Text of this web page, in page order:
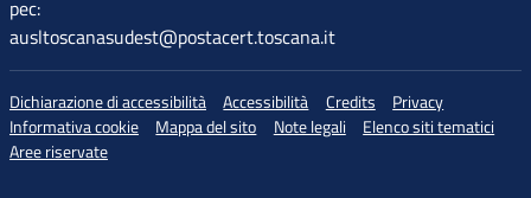
pec:
ausltoscanasudest@postacert.toscana.it
Dichiarazione di accessibilità Accessibilità Credits
Privacy
Informativa cookie
Mappa del sito Note legali
Elenco siti tematici
Aree riservate